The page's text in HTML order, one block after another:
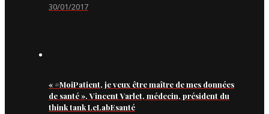
30/01/2017
« #MoiPatient, je veux être maître de mes données
de santé », Vincent Varlet, médecin, président du
think tank LeLabEsanté